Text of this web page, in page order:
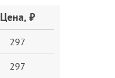
Цена, ₽
297
297